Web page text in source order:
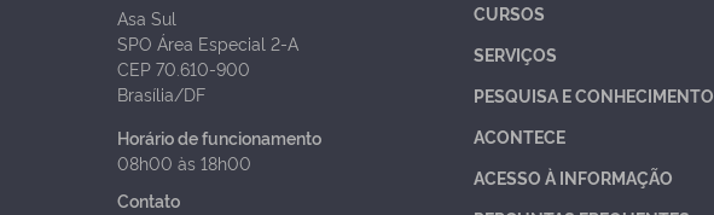
Asa Sul
SPO Área Especial 2-A
CEP 70.610-900
Brasília/DF
Horário de funcionamento
08h00 às 18h00
Contato
CURSOS
SERVIÇOS
PESQUISA E CONHECIMENTO
ACONTECE
ACESSO À INFORMAÇÃO